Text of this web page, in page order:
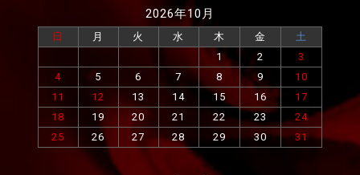
2026年10月
日 月 火 水 木 金
土
1
2
3
4
5 6 7 8 9
10
11
12 13 14 15 16
17
18
19 20 21 22 23
24
25
26 27 28 29 30 31